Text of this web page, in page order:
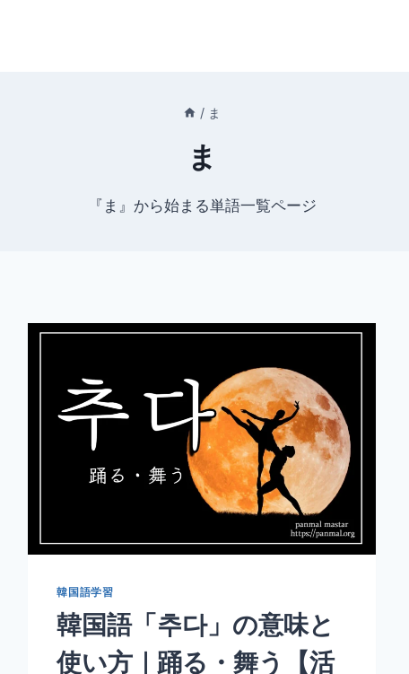
/ ま
ま
『ま』から始まる単語一覧ページ
韓国語学習
韓国語「추다」の意味と
使い方｜踊る・舞う【活